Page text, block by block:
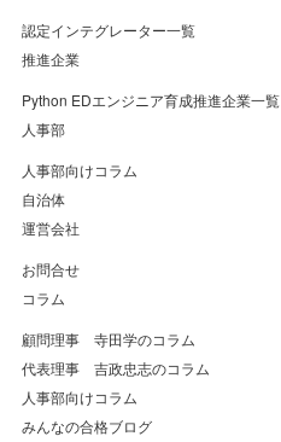
認定インテグレーター一覧
推進企業
Python EDエンジニア育成推進企業一覧
人事部
人事部向けコラム
自治体
運営会社
お問合せ
コラム
顧問理事 寺田学のコラム
代表理事 吉政忠志のコラム
人事部向けコラム
みんなの合格ブログ